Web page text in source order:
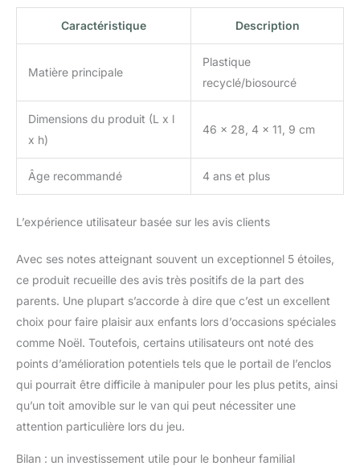
Set de jeu pour enfants à
pour les petites mains
grâce à une taille adaptée
à leur âge et une prise en
main facile Pour une
utilisation quotidienne :
qualité supérieure et
design robuste,
nettoyage facile des
courante sans produits
plastique fabriqué avec
plus de 80% de
matériaux recyclés ou
biosourcés en moyenne,
LxPxH: Abri avec
paddock : 32,5 x 19 x
11,5 cm (variable) ;
cm, poids : 807 g, 71493
Caractéristique Description
Matière principale
Plastique
recyclé/biosourcé
Dimensions du produit (L x l
x h)
46 x 28, 4 x 11, 9 cm
Âge recommandé 4 ans et plus
L’expérience utilisateur basée sur les avis clients
Avec ses notes atteignant souvent un exceptionnel 5 étoiles,
ce produit recueille des avis très positifs de la part des
parents. Une plupart s’accorde à dire que c’est un excellent
choix pour faire plaisir aux enfants lors d’occasions spéciales
comme Noël. Toutefois, certains utilisateurs ont noté des
points d’amélioration potentiels tels que le portail de l’enclos
qui pourrait être difficile à manipuler pour les plus petits, ainsi
qu’un toit amovible sur le van qui peut nécessiter une
attention particulière lors du jeu.
Bilan : un investissement utile pour le bonheur familial